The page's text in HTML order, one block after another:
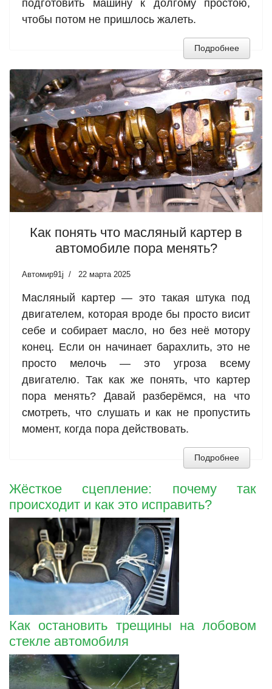
подготовить машину к долгому простою,
чтобы потом не пришлось жалеть.
Подробнее
Как понять что масляный картер в
автомобиле пора менять?
Автомир91j 22 марта 2025
Масляный картер — это такая штука под
двигателем, которая вроде бы просто висит
себе и собирает масло, но без неё мотору
конец. Если он начинает барахлить, это не
просто мелочь — это угроза всему
двигателю. Так как же понять, что картер
пора менять? Давай разберёмся, на что
смотреть, что слушать и как не пропустить
момент, когда пора действовать.
Подробнее
Жёсткое сцепление: почему так
происходит и как это исправить?
Как остановить трещины на лобовом
стекле автомобиля